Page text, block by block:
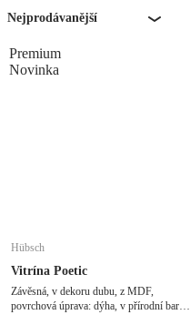
Nejprodávanější
Premium
Novinka
Hübsch
Vitrína Poetic
Závěsná, v dekoru dubu, z MDF,
povrchová úprava: dýha, v přírodní barvě,